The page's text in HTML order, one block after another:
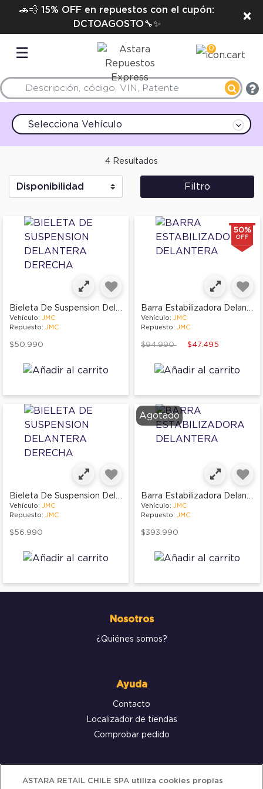
🚗💨 15% OFF en repuestos con el cupón:
DCTOAGOSTO🔧✨
×
☰ 0
Selecciona Vehículo
4 Resultados
Filtro
Bieleta De Suspension Delantera Derecha
Vehículo: JMC
Repuesto: JMC
$50.990
50%
OFF
Barra Estabilizadora Delantera
Vehículo: JMC
Repuesto: JMC
Price reduced from
$94.990to $47.495
Bieleta De Suspension Delantera Derecha
Vehículo: JMC
Repuesto: JMC
$56.990
Agotado
Barra Estabilizadora Delantera
Vehículo: JMC
Repuesto: JMC
$393.990
Nosotros
¿Quiénes somos?
Ayuda
Contacto
Localizador de tiendas
Comprobar pedido
Servicio al cliente
ASTARA RETAIL CHILE SPA utiliza cookies propias